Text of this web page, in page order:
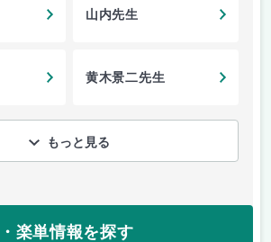
山内先生
黄木景二先生
もっと見る
楽単情報を探す